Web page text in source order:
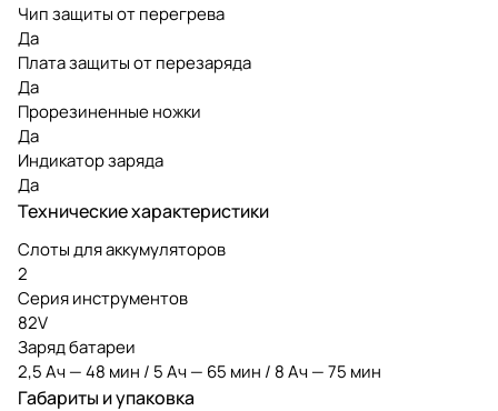
Чип защиты от перегрева
Да
Плата защиты от перезаряда
Да
Прорезиненные ножки
Да
Индикатор заряда
Да
Технические характеристики
Слоты для аккумуляторов
2
Серия инструментов
82V
Заряд батареи
2,5 Ач — 48 мин / 5 Ач — 65 мин / 8 Ач — 75 мин
Габариты и упаковка